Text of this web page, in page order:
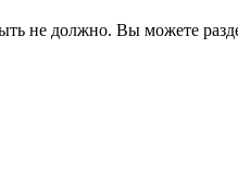
не должно. Вы можете